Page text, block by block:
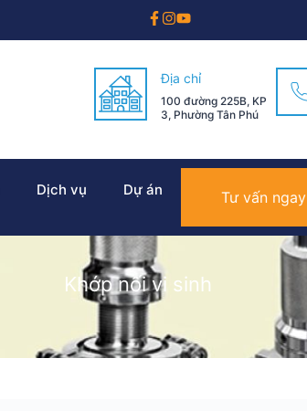
Địa chỉ
100 đường 225B, KP
3, Phường Tân Phú
Dịch vụ Dự án Tư vấn ngay
Khớp nối vi sinh